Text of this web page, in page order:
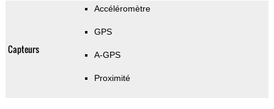
Capteurs
Accéléromètre
GPS
A-GPS
Proximité